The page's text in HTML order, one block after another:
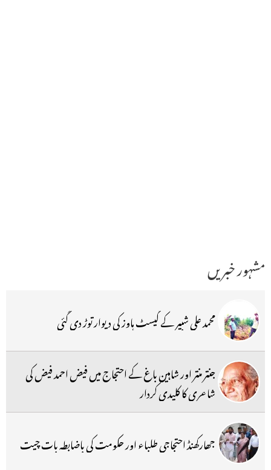
مشہور خبریں
محمد علی شبیر کے گیسٹ ہاوز کی دیوار توڑ دی گئی
جنتر منتر اور شاہین باغ کے احتجاج میں فیض احمد فیض کی
شاعری کا کلیدی کردار
جھارکھنڈ احتجاجی طلباء اور حکومت کی باضابطہ بات چیت